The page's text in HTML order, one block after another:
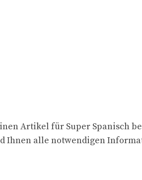
Artikel für Super Spanisch
Ihnen alle notwendigen